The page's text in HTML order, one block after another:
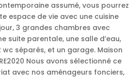
assumé, vous pourrez
espace de vie avec une cuisine
3 grandes chambres avec
suite parentale, une salle d’eau,
wc séparés, et un garage. Maison
Nous avons sélectionné ce
avec nos aménageurs fonciers,